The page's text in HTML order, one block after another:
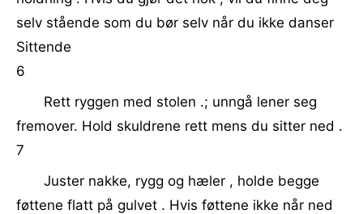
selv stående som du bør selv når du ikke danser
Sittende
6
Rett ryggen med stolen .; unngå lener seg
fremover. Hold skuldrene rett mens du sitter ned .
7
Juster nakke, rygg og hæler , holde begge
føttene flatt på gulvet . Hvis føttene ikke når ned